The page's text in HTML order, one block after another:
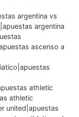
argentina vs
argentina
ascenso a
athletic
athletic
united|apuestas